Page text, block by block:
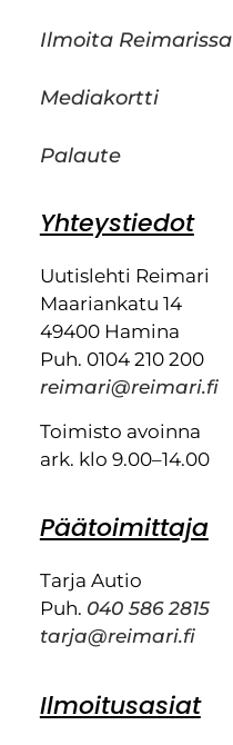
Ilmoita Reimarissa
Mediakortti
Palaute
Yhteystiedot
Uutislehti Reimari
Maariankatu 14
49400 Hamina
Puh. 0104 210 200
reimari@reimari.fi
Toimisto avoinna
ark. klo 9.00–14.00
Päätoimittaja
Tarja Autio
Puh. 040 586 2815
tarja@reimari.fi
Ilmoitusasiat